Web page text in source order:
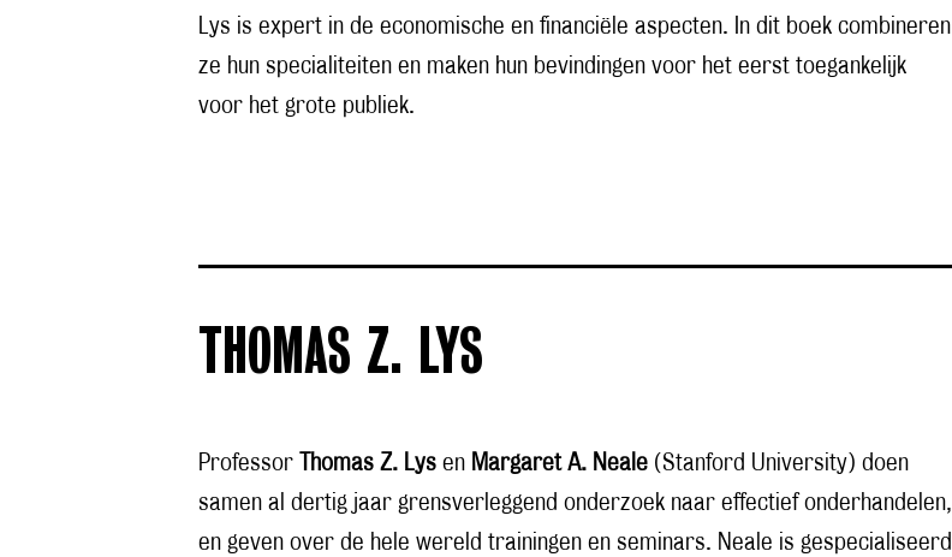
Lys is expert in de economische en financiële aspecten. In dit boek combineren
ze hun specialiteiten en maken hun bevindingen voor het eerst toegankelijk
voor het grote publiek.
THOMAS Z. LYS
Professor Thomas Z. Lys en Margaret A. Neale (Stanford University) doen
samen al dertig jaar grensverleggend onderzoek naar effectief onderhandelen,
en geven over de hele wereld trainingen en seminars. Neale is gespecialiseerd